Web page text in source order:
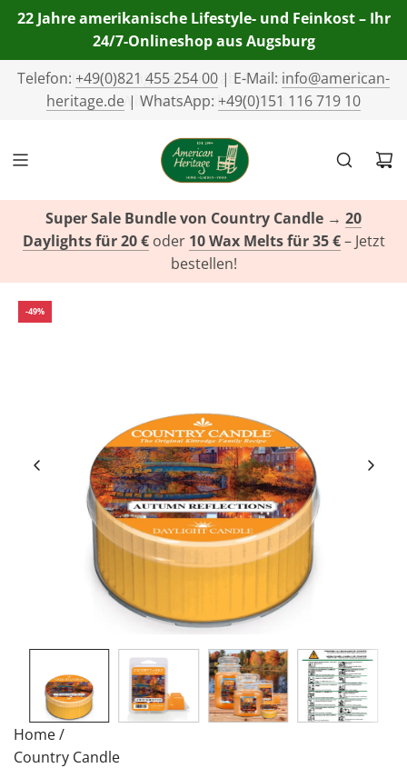
22 Jahre amerikanische Lifestyle- und Feinkost – Ihr
24/7-Onlineshop aus Augsburg
Telefon: +49(0)821 455 254 00 | E-Mail: info@american-
heritage.de | WhatsApp: +49(0)151 116 719 10
Super Sale Bundle von Country Candle → 20
Daylights für 20 €oder 10 Wax Melts für 35 €– Jetzt
bestellen!
-49%
Home/
Country Candle